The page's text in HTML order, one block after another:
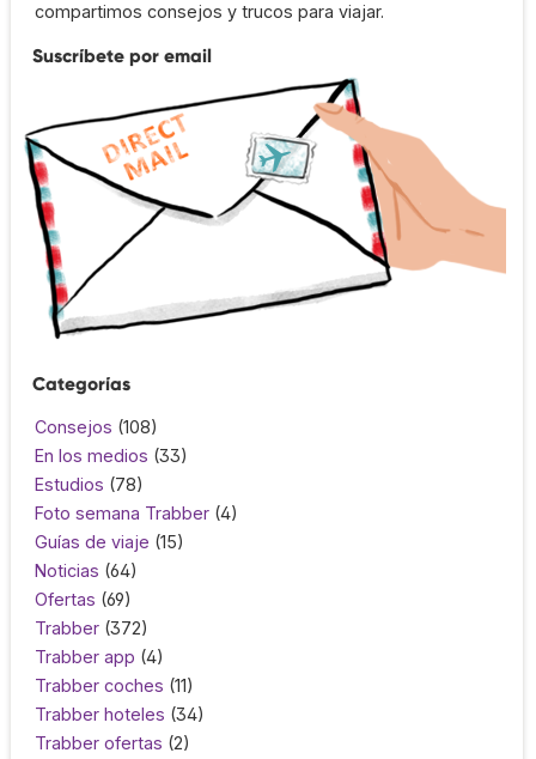
compartimos consejos y trucos para viajar.
Suscríbete por email
Categorías
Consejos (108)
En los medios (33)
Estudios (78)
Foto semana Trabber (4)
Guías de viaje (15)
Noticias (64)
Ofertas (69)
Trabber (372)
Trabber app (4)
Trabber coches (11)
Trabber hoteles (34)
Trabber ofertas (2)